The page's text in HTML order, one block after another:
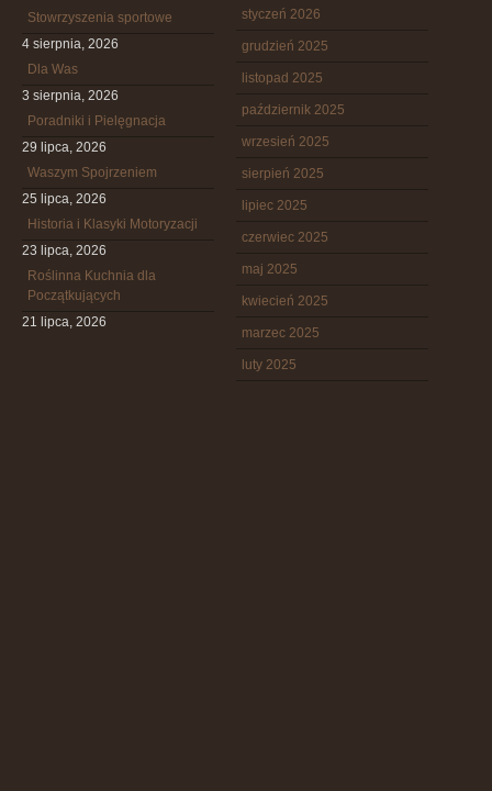
Stowrzyszenia sportowe
4 sierpnia, 2026
Dla Was
3 sierpnia, 2026
Poradniki i Pielęgnacja
29 lipca, 2026
Waszym Spojrzeniem
25 lipca, 2026
Historia i Klasyki Motoryzacji
23 lipca, 2026
Roślinna Kuchnia dla
Początkujących
21 lipca, 2026
styczeń 2026
grudzień 2025
listopad 2025
październik 2025
wrzesień 2025
sierpień 2025
lipiec 2025
czerwiec 2025
maj 2025
kwiecień 2025
marzec 2025
luty 2025